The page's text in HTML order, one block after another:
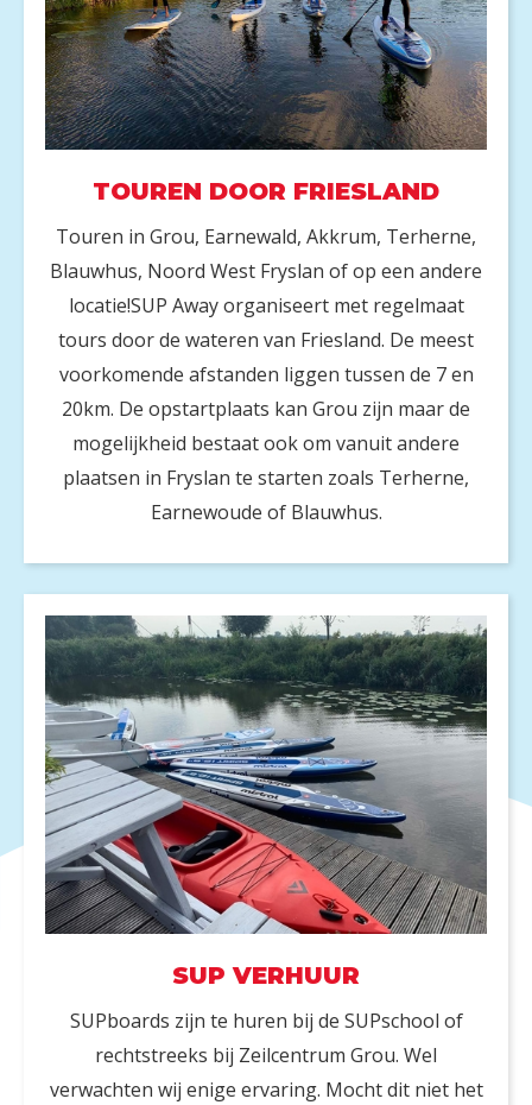
TOUREN DOOR FRIESLAND
Touren in Grou, Earnewald, Akkrum, Terherne,
Blauwhus, Noord West Fryslan of op een andere
locatie!SUP Away organiseert met regelmaat
tours door de wateren van Friesland. De meest
voorkomende afstanden liggen tussen de 7 en
20km. De opstartplaats kan Grou zijn maar de
mogelijkheid bestaat ook om vanuit andere
plaatsen in Fryslan te starten zoals Terherne,
Earnewoude of Blauwhus.
SUP VERHUUR
SUPboards zijn te huren bij de SUPschool of
rechtstreeks bij Zeilcentrum Grou. Wel
verwachten wij enige ervaring. Mocht dit niet het